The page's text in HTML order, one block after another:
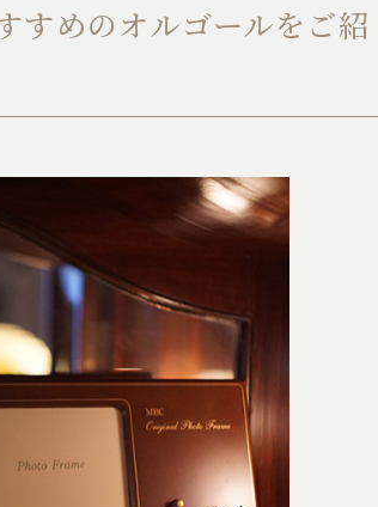
すめのオルゴールをご紹